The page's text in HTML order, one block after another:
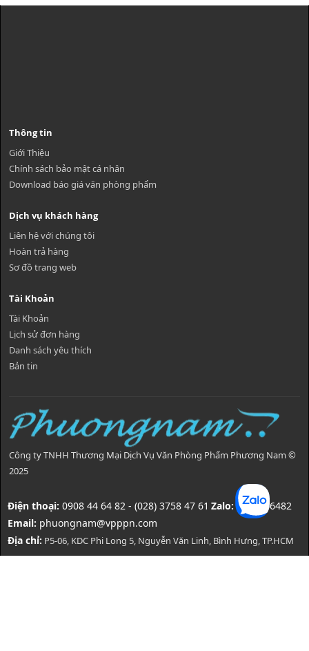
Thông tin
Giới Thiệu
Chính sách bảo mật cá nhân
Download báo giá văn phòng phẩm
Dịch vụ khách hàng
Liên hệ với chúng tôi
Hoàn trả hàng
Sơ đồ trang web
Tài Khoản
Tài Khoản
Lịch sử đơn hàng
Danh sách yêu thích
Bản tin
Công ty TNHH Thương Mại Dịch Vụ Văn Phòng Phẩm Phương Nam ©
2025
Điện thoại: 0908 44 64 82 - (028) 3758 47 61 Zalo:0908446482
Email: phuongnam@vpppn.com
Địa chỉ: P5-06, KDC Phi Long 5, Nguyễn Văn Linh, Bình Hưng, TP.HCM